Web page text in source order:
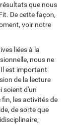
que nous
De cette façon,
voir notre
liées à la
nous ne
est important
de la lecture
soient d'un
les activités de
de sorte que